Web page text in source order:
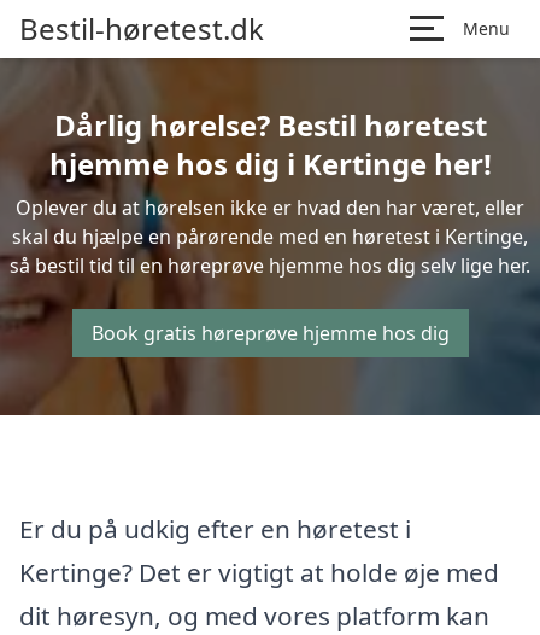
Bestil-høretest.dk Menu
Dårlig hørelse? Bestil høretest
hjemme hos dig i Kertinge her!
Oplever du at hørelsen ikke er hvad den har været, eller
skal du hjælpe en pårørende med en høretest i Kertinge,
så bestil tid til en høreprøve hjemme hos dig selv lige her.
Book gratis høreprøve hjemme hos dig
Er du på udkig efter en høretest i
Kertinge? Det er vigtigt at holde øje med
dit høresyn, og med vores platform kan